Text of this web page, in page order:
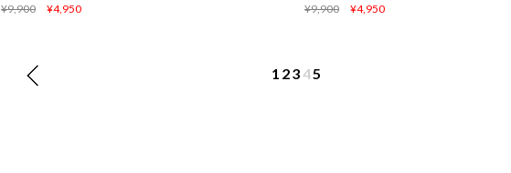
¥9,900 ¥4,950 ¥9,900 ¥4,950
1 2345